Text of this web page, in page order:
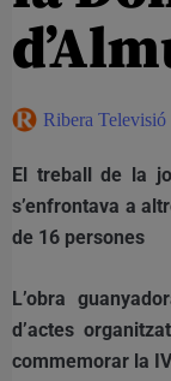
Ribera Televisió
El treball de la
s’enfrontava a
de 16 persones
L’obra
d’actes
commemorar la